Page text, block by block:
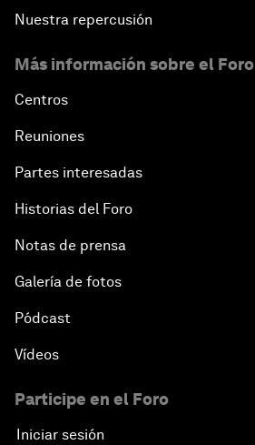
Nuestra repercusión
Más información sobre el Foro
Centros
Reuniones
Partes interesadas
Historias del Foro
Notas de prensa
Galería de fotos
Pódcast
Vídeos
Participe en el Foro
Iniciar sesión